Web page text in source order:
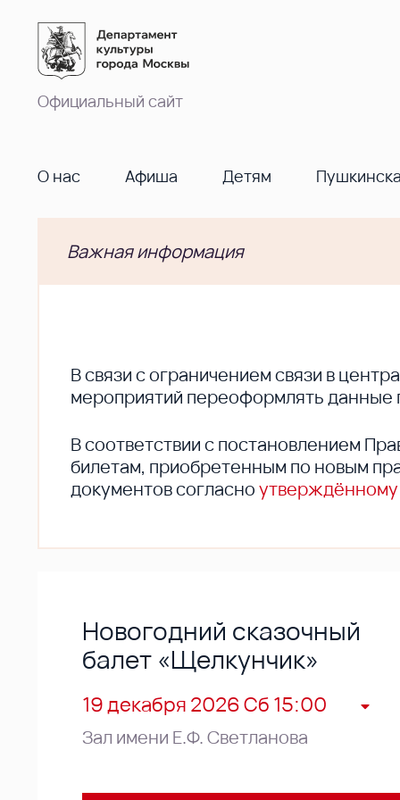
Официальный сайт
О нас Афиша Детям
Важная информация
В cвязи с ограничением связи в
мероприятий переоформлять данные
В соответствии с постановлением
билетам, приобретенным по новым
документов согласно
Новогодний сказочный
балет «Щелкунчик»
19 декабря 2026 Сб 15:00
Зал имени Е.Ф. Светланова